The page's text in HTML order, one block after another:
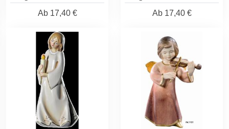
Ab17,40 €
Ab17,40 €